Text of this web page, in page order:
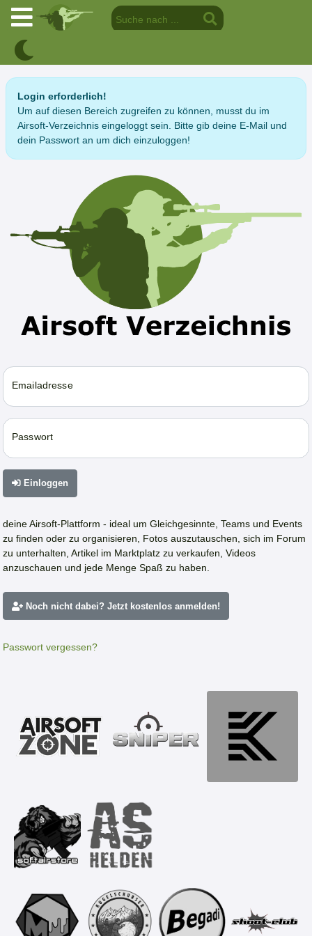
Login erforderlich!
Um auf diesen Bereich zugreifen zu können, musst du im
Airsoft-Verzeichnis eingeloggt sein. Bitte gib deine E-Mail und
dein Passwort an um dich einzuloggen!
Emailadresse
Passwort
Einloggen
deine Airsoft-Plattform - ideal um Gleichgesinnte, Teams und Events
zu finden oder zu organisieren, Fotos auszutauschen, sich im Forum
zu unterhalten, Artikel im Marktplatz zu verkaufen, Videos
anzuschauen und jede Menge Spaß zu haben.
Noch nicht dabei? Jetzt kostenlos anmelden!
Passwort vergessen?